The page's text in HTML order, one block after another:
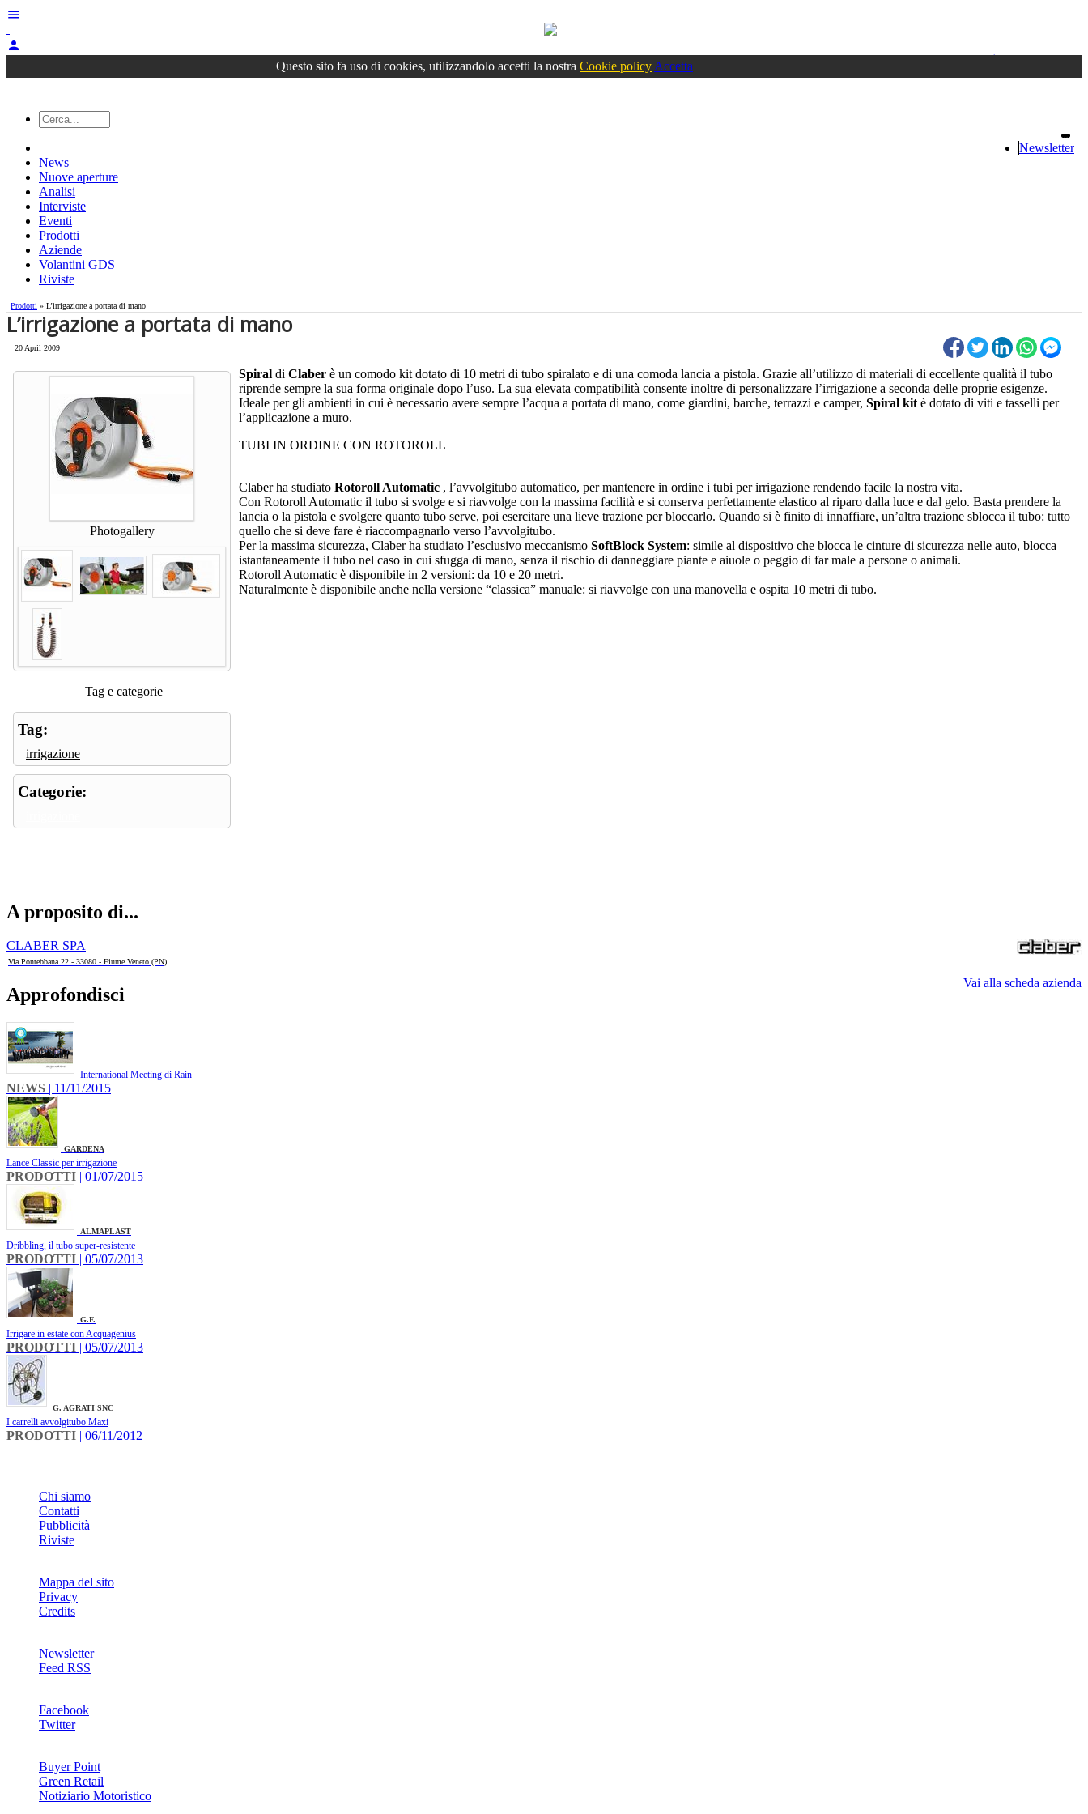
menu
person
Accedioppure registrati
Questo sito fa uso di cookies, utilizzandolo accetti la nostra Cookie policy Accetta
Newsletter
News
Nuove aperture
Analisi
Interviste
Eventi
Prodotti
Aziende
Volantini GDS
Riviste
Prodotti » L’irrigazione a portata di mano
L’irrigazione a portata di mano
20 April 2009
Photogallery
Tag e categorie
Tag:
irrigazione
Categorie:
Spiral di Claber è un comodo kit dotato di 10 metri di tubo spiralato e di una comoda lancia a pistola. Grazie all’utilizzo di materiali di eccellente qualità il tubo
riprende sempre la sua forma originale dopo l’uso. La sua elevata compatibilità consente inoltre di personalizzare l’irrigazione a seconda delle proprie esigenze.
Ideale per gli ambienti in cui è necessario avere sempre l’acqua a portata di mano, come giardini, barche, terrazzi e camper, Spiral kit è dotato di viti e tasselli per
l’applicazione a muro.
TUBI IN ORDINE CON ROTOROLL
Claber ha studiato Rotoroll Automatic , l’avvolgitubo automatico, per mantenere in ordine i tubi per irrigazione rendendo facile la nostra vita.
Con Rotoroll Automatic il tubo si svolge e si riavvolge con la massima facilità e si conserva perfettamente elastico al riparo dalla luce e dal gelo. Basta prendere la
lancia o la pistola e svolgere quanto tubo serve, poi esercitare una lieve trazione per bloccarlo. Quando si è finito di innaffiare, un’altra trazione sblocca il tubo: tutto
quello che si deve fare è riaccompagnarlo verso l’avvolgitubo.
Per la massima sicurezza, Claber ha studiato l’esclusivo meccanismo SoftBlock System: simile al dispositivo che blocca le cinture di sicurezza nelle auto, blocca
istantaneamente il tubo nel caso in cui sfugga di mano, senza il rischio di danneggiare piante e aiuole o peggio di far male a persone o animali.
Rotoroll Automatic è disponibile in 2 versioni: da 10 e 20 metri.
Naturalmente è disponibile anche nella versione “classica” manuale: si riavvolge con una manovella e ospita 10 metri di tubo.
A proposito di...
CLABER SPA
Via Pontebbana 22 - 33080 - Fiume Veneto (PN)
Vai alla scheda azienda
Approfondisci
International Meeting di Rain
NEWS | 11/11/2015
GARDENA
Lance Classic per irrigazione
PRODOTTI | 01/07/2015
ALMAPLAST
Dribbling, il tubo super-resistente
PRODOTTI | 05/07/2013
G.F.
Irrigare in estate con Acquagenius
PRODOTTI | 05/07/2013
G. AGRATI SNC
I carrelli avvolgitubo Maxi
PRODOTTI | 06/11/2012
Chi siamo
Contatti
Pubblicità
Riviste
Mappa del sito
Privacy
Credits
Newsletter
Feed RSS
Facebook
Twitter
Buyer Point
Green Retail
Notiziario Motoristico